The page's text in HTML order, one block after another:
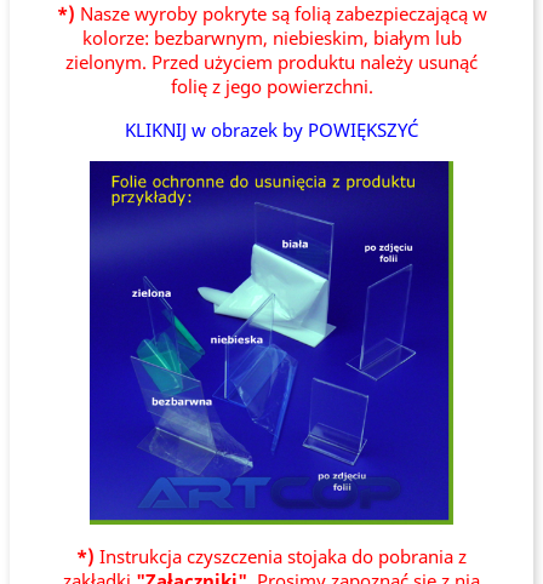
*) Nasze wyroby pokryte są folią zabezpieczającą w
kolorze: bezbarwnym, niebieskim, białym lub
zielonym. Przed użyciem produktu należy usunąć
folię z jego powierzchni.
KLIKNIJ w obrazek by POWIĘKSZYĆ
*) Instrukcja czyszczenia stojaka do pobrania z